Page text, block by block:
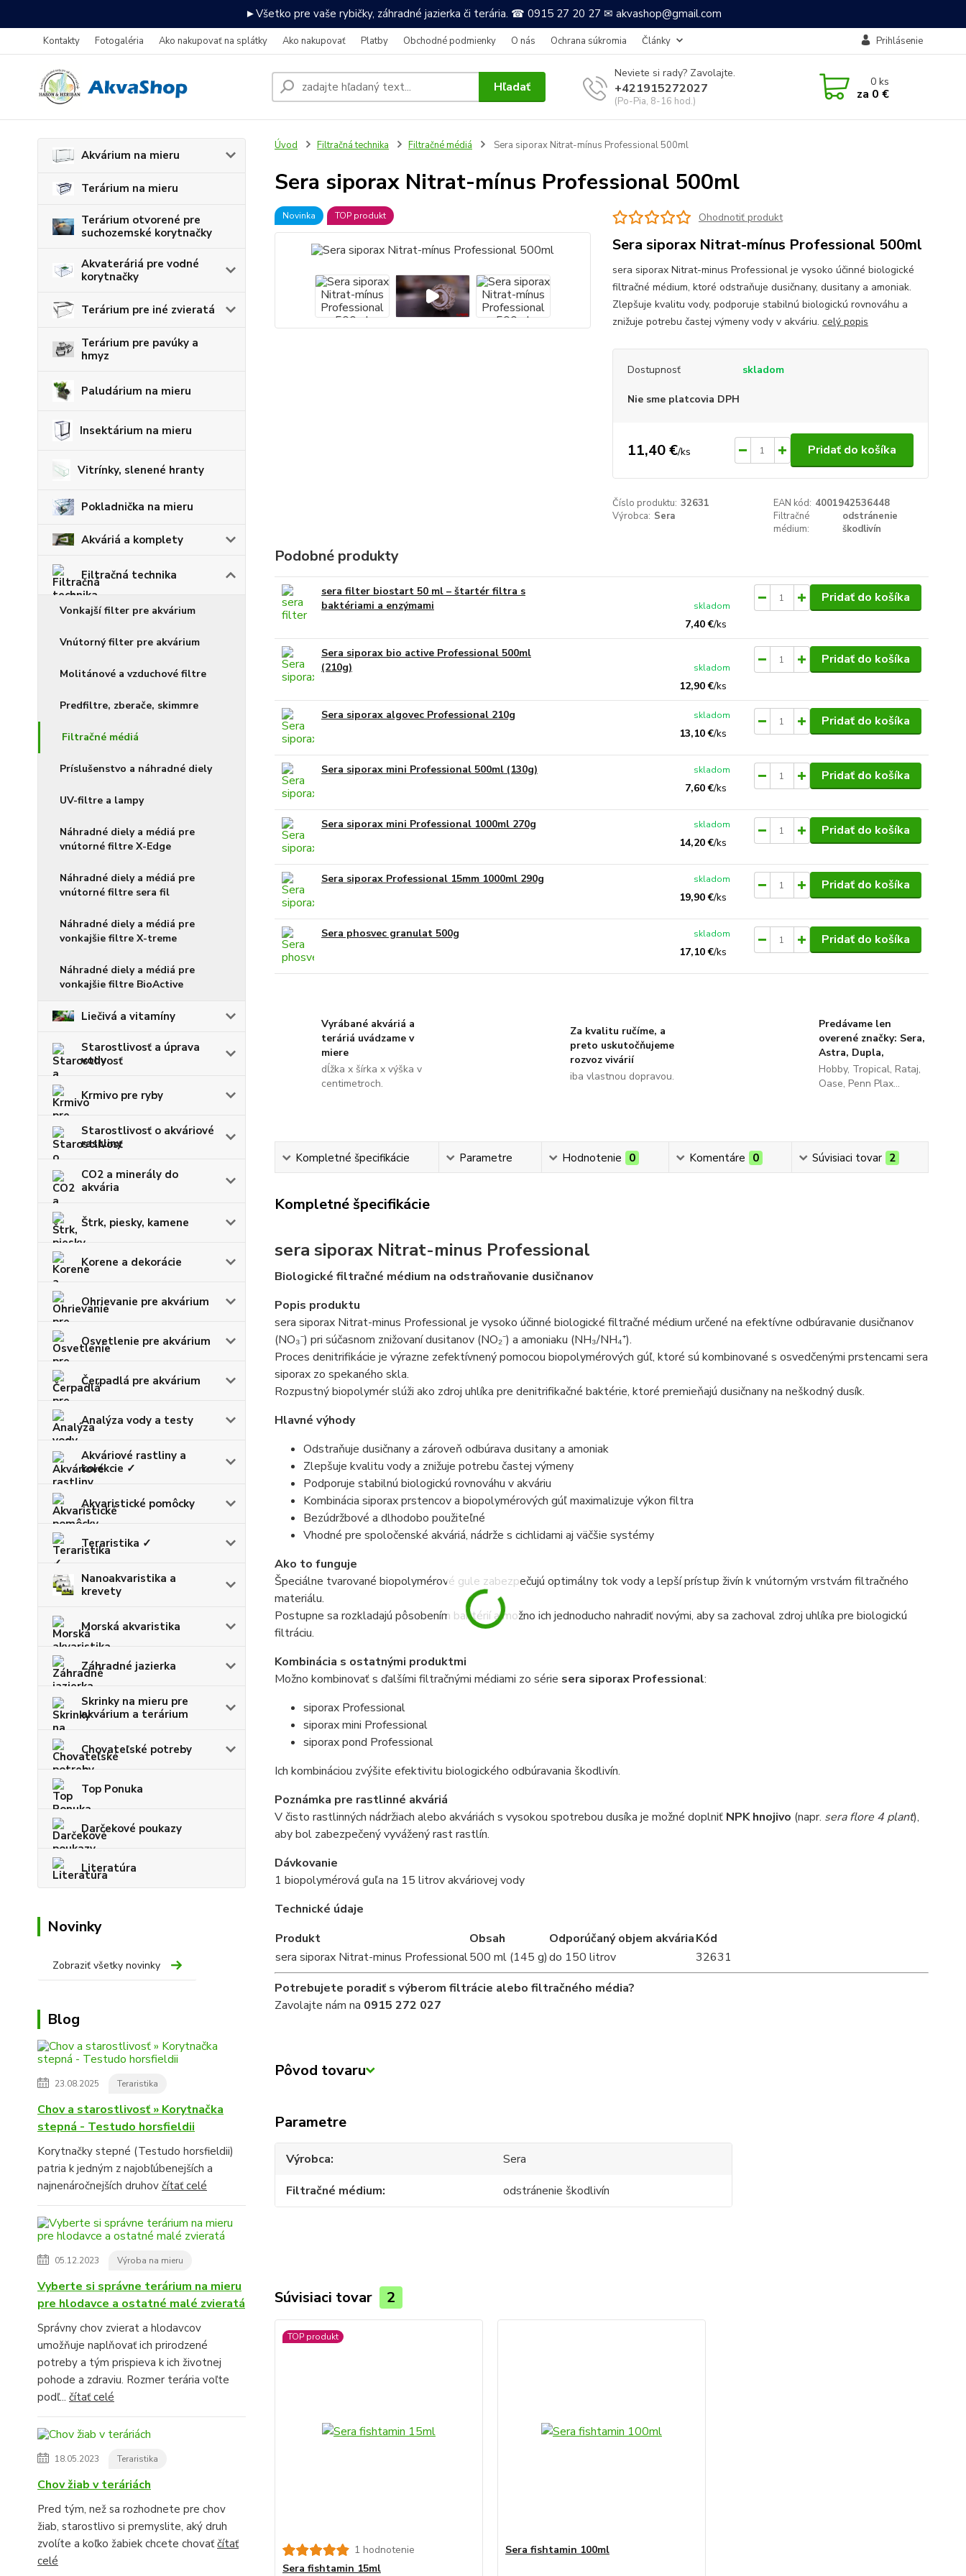
►Všetko pre vaše rybičky, záhradné jazierka či terária. ☎ 0915 27 20 27 ✉ akvashop@gmail.com
Kontakty Fotogaléria Ako nakupovať na splátky Ako nakupovať Platby Obchodné podmienky O nás Ochrana súkromia Články Prihlásenie
Hľadať
Neviete si rady? Zavolajte.
+421915272027
(Po-Pia, 8-16 hod.)
0ks
za 0 €
Akvárium na mieru
Terárium na mieru
Terárium otvorené pre
suchozemské korytnačky
Akvateráriá pre vodné
korytnačky
Terárium pre iné zvieratá
Terárium pre pavúky a
hmyz
Paludárium na mieru
Insektárium na mieru
Vitrínky, slenené hranty
Pokladnička na mieru
Akváriá a komplety
Filtračná technika
Vonkajší filter pre akvárium
Vnútorný filter pre akvárium
Molitánové a vzduchové filtre
Predfiltre, zberače, skimmre
Filtračné médiá
Príslušenstvo a náhradné diely
UV-filtre a lampy
Náhradné diely a médiá pre
vnútorné filtre X-Edge
Náhradné diely a médiá pre
vnútorné filtre sera fil
Náhradné diely a médiá pre
vonkajšie filtre X-treme
Náhradné diely a médiá pre
vonkajšie filtre BioActive
Liečivá a vitamíny
Starostlivosť a úprava
vody
Krmivo pre ryby
Starostlivosť o akváriové
rastliny
CO2 a minerály do
akvária
Štrk, piesky, kamene
Korene a dekorácie
Ohrievanie pre akvárium
Osvetlenie pre akvárium
Čerpadlá pre akvárium
Analýza vody a testy
Akváriové rastliny a
kolekcie ✓
Akvaristické pomôcky
Teraristika ✓
Nanoakvaristika a
krevety
Morská akvaristika
Záhradné jazierka
Skrinky na mieru pre
akvárium a terárium
Chovateľské potreby
Top Ponuka
Darčekové poukazy
Literatúra
Novinky
Zobraziť všetky novinky
Blog
23.08.2025 Teraristika
Chov a starostlivosť » Korytnačka
stepná - Testudo horsfieldii
Korytnačky stepné (Testudo horsfieldii)
patria k jedným z najobľúbenejších a
najnenáročnejších druhov čítať celé
05.12.2023 Výroba na mieru
Vyberte si správne terárium na mieru
pre hlodavce a ostatné malé zvieratá
Správny chov zvierat a hlodavcov
umožňuje naplňovať ich prirodzené
potreby a tým prispieva k ich životnej
pohode a zdraviu. Rozmer terária voľte
podľ... čítať celé
18.05.2023 Teraristika
Chov žiab v teráriách
Pred tým, než sa rozhodnete pre chov
žiab, starostlivo si premyslite, aký druh
zvolíte a koľko žabiek chcete chovaťčítať
celé
Úvod Filtračná technika Filtračné médiá Sera siporax Nitrat-mínus Professional 500ml
Sera siporax Nitrat-mínus Professional 500ml
Novinka TOP produkt Ohodnotiť produkt
Sera siporax Nitrat-mínus Professional 500ml
sera siporax Nitrat-minus Professional je vysoko účinné biologické
filtračné médium, ktoré odstraňuje dusičnany, dusitany a amoniak.
Zlepšuje kvalitu vody, podporuje stabilnú biologickú rovnováhu a
znižuje potrebu častej výmeny vody v akváriu. celý popis
Dostupnosť skladom
Nie sme platcovia DPH
11,40 €/ks Pridať do košíka
Číslo produktu: 32631 EAN kód: 4001942536448
Výrobca: Sera
Filtračné
médium:
odstránenie
škodlivín
Podobné produkty
sera filter biostart 50 ml – štartér filtra s
baktériami a enzýmami
7,40 €/ks
skladom
Pridať do košíka
Sera siporax bio active Professional 500ml
(210g)
12,90 €/ks
skladom
Pridať do košíka
Sera siporax algovec Professional 210g
13,10 €/ks
skladom Pridať do košíka
Sera siporax mini Professional 500ml (130g)
7,60 €/ks
skladom Pridať do košíka
Sera siporax mini Professional 1000ml 270g
14,20 €/ks
skladom Pridať do košíka
Sera siporax Professional 15mm 1000ml 290g
19,90 €/ks
skladom Pridať do košíka
Sera phosvec granulat 500g
17,10 €/ks
skladom Pridať do košíka
Vyrábané akváriá a
teráriá uvádzame v
miere
dĺžka x šírka x výška v
centimetroch.
Za kvalitu ručíme, a
preto uskutočňujeme
rozvoz vivárií
iba vlastnou dopravou.
Predávame len
overené značky: Sera,
Astra, Dupla,
Hobby, Tropical, Rataj,
Oase, Penn Plax...
Kompletné špecifikácie Parametre Hodnotenie 0 Komentáre 0 Súvisiaci tovar 2
Kompletné špecifikácie
sera siporax Nitrat-minus Professional
Biologické filtračné médium na odstraňovanie dusičnanov
Popis produktu
sera siporax Nitrat-minus Professional je vysoko účinné biologické filtračné médium určené na efektívne odbúravanie dusičnanov
(NO₃⁻) pri súčasnom znižovaní dusitanov (NO₂⁻) a amoniaku (NH₃/NH₄⁺).
Proces denitrifikácie je výrazne zefektívnený pomocou biopolymérových gúľ, ktoré sú kombinované s osvedčenými prstencami sera
siporax zo spekaného skla.
Rozpustný biopolymér slúži ako zdroj uhlíka pre denitrifikačné baktérie, ktoré premieňajú dusičnany na neškodný dusík.
Hlavné výhody
Odstraňuje dusičnany a zároveň odbúrava dusitany a amoniak
Zlepšuje kvalitu vody a znižuje potrebu častej výmeny
Podporuje stabilnú biologickú rovnováhu v akváriu
Kombinácia siporax prstencov a biopolymérových gúľ maximalizuje výkon filtra
Bezúdržbové a dlhodobo použiteľné
Vhodné pre spoločenské akváriá, nádrže s cichlidami aj väčšie systémy
Ako to funguje
Špeciálne tvarované biopolymérové gule zabezpečujú optimálny tok vody a lepší prístup živín k vnútorným vrstvám filtračného
materiálu.
Postupne sa rozkladajú pôsobením baktérií a možno ich jednoducho nahradiť novými, aby sa zachoval zdroj uhlíka pre biologickú
filtráciu.
Kombinácia s ostatnými produktmi
Možno kombinovať s ďalšími filtračnými médiami zo série sera siporax Professional:
siporax Professional
siporax mini Professional
siporax pond Professional
Ich kombináciou zvýšite efektivitu biologického odbúravania škodlivín.
Poznámka pre rastlinné akváriá
V čisto rastlinných nádržiach alebo akváriách s vysokou spotrebou dusíka je možné doplniť NPK hnojivo (napr. sera flore 4 plant),
aby bol zabezpečený vyvážený rast rastlín.
Dávkovanie
1 biopolymérová guľa na 15 litrov akváriovej vody
Technické údaje
Produkt
Obsah Odporúčaný objem akváriaKód
sera siporax Nitrat-minus Professional500 ml (145 g)do 150 litrov
32631
Potrebujete poradiť s výberom filtrácie alebo filtračného média?
Zavolajte nám na 0915 272 027
Pôvod tovaru
Parametre
Výrobca
Sera
Filtračné médium
odstránenie škodlivín
Súvisiaci tovar 2
TOP produkt
1 hodnotenie
Sera fishtamin 15ml
Sera fishtamin 100ml